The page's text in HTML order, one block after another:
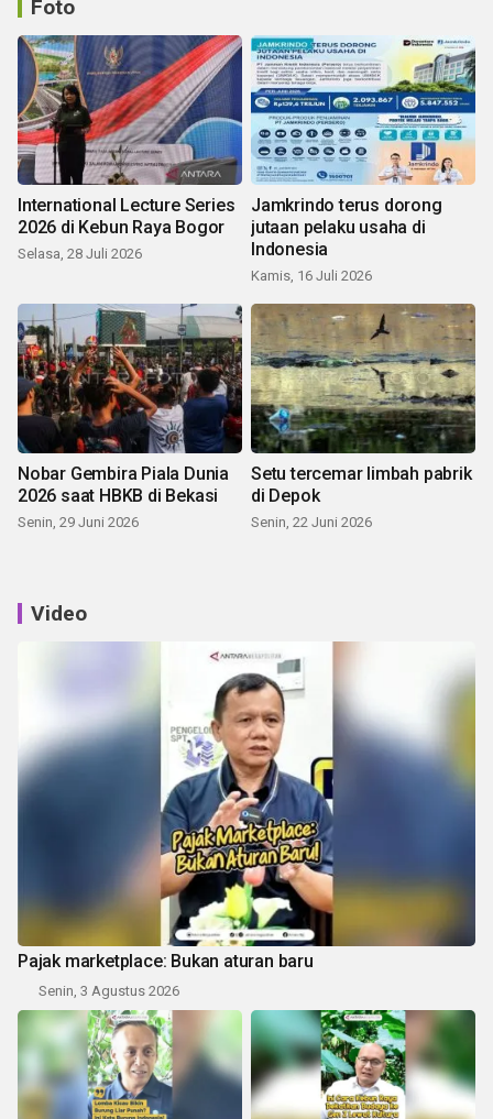
Foto
International Lecture Series
2026 di Kebun Raya Bogor
Selasa, 28 Juli 2026
Jamkrindo terus dorong
jutaan pelaku usaha di
Indonesia
Kamis, 16 Juli 2026
Nobar Gembira Piala Dunia
2026 saat HBKB di Bekasi
Senin, 29 Juni 2026
Setu tercemar limbah pabrik
di Depok
Senin, 22 Juni 2026
Video
Pajak marketplace: Bukan aturan baru
Senin, 3 Agustus 2026